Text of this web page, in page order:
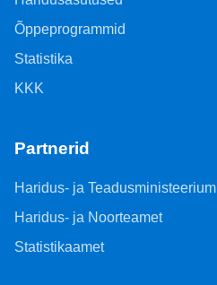
Õppeprogrammid
Statistika
KKK
Partnerid
Haridus- ja Teadusministeerium
Haridus- ja Noorteamet
Statistikaamet